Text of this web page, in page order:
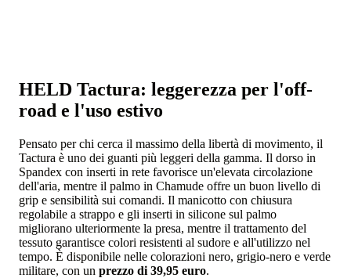
HELD Tactura: leggerezza per l'off-
road e l'uso estivo
Pensato per chi cerca il massimo della libertà di movimento, il
Tactura è uno dei guanti più leggeri della gamma. Il dorso in
Spandex con inserti in rete favorisce un'elevata circolazione
dell'aria, mentre il palmo in Chamude offre un buon livello di
grip e sensibilità sui comandi. Il manicotto con chiusura
regolabile a strappo e gli inserti in silicone sul palmo
migliorano ulteriormente la presa, mentre il trattamento del
tessuto garantisce colori resistenti al sudore e all'utilizzo nel
tempo. È disponibile nelle colorazioni nero, grigio-nero e verde
militare, con un prezzo di 39,95 euro.